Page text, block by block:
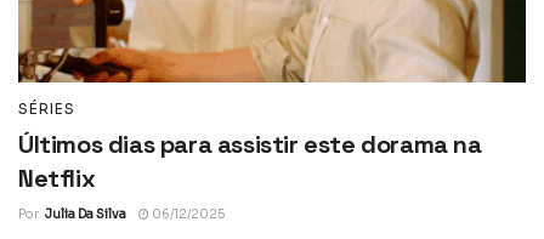
SÉRIES
Últimos dias para assistir este dorama na
Netflix
Por Julia Da Silva 06/12/2025